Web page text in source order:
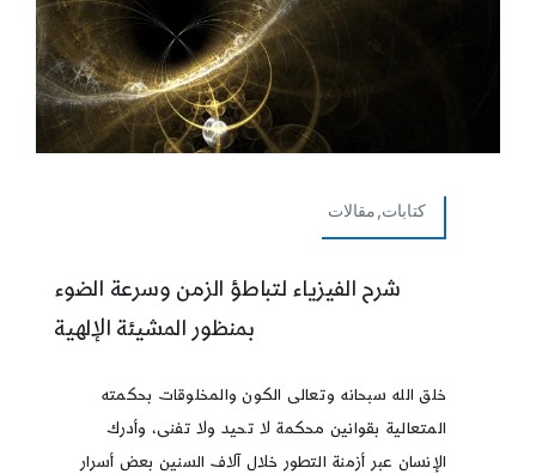
كتابات,مقالات
شرح الفيزياء لتباطؤ الزمن وسرعة الضوء
بمنظور المشيئة الإلهية
خلق الله سبحانه وتعالى الكون والمخلوقات بحكمته
المتعالية بقوانين محكمة لا تحيد ولا تفنى، وأدرك
الإنسان عبر أزمنة التطور خلال آلاف السنين بعض أسرار